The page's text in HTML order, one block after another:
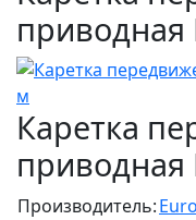
приводная
Каретка
приводная
Производитель: